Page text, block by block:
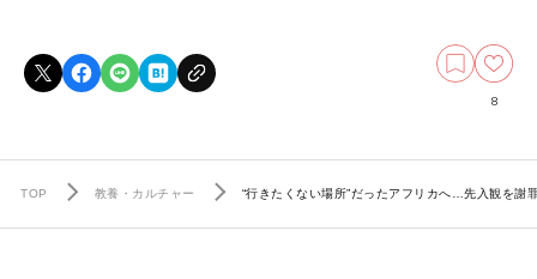
8
TOP 教養・カルチャー “行きたくない場所”だったアフリカへ…先入観を謝